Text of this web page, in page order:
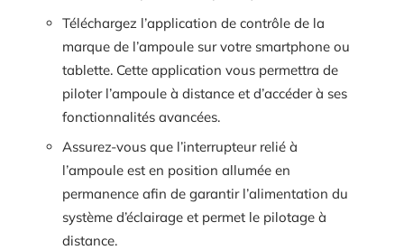
Téléchargez l’application de contrôle de la
marque de l’ampoule sur votre smartphone ou
tablette. Cette application vous permettra de
piloter l’ampoule à distance et d’accéder à ses
fonctionnalités avancées.
Assurez-vous que l’interrupteur relié à
l’ampoule est en position allumée en
permanence afin de garantir l’alimentation du
système d’éclairage et permet le pilotage à
distance.